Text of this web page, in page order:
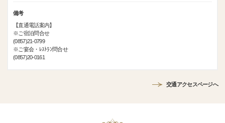
備考
【直通電話案内】
※ご宿泊問合せ
(0857)21-0799
※ご宴会・ﾚｽﾄﾗﾝ問合せ
(0857)20-0161
交通アクセスページへ